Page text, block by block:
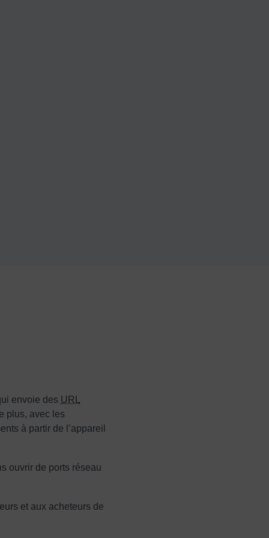
envoie des URL
plus, avec les
à partir de l’appareil
ouvrir de ports réseau
et aux acheteurs de